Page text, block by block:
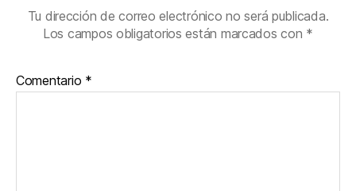
Tu dirección de correo electrónico no será publicada.
Los campos obligatorios están marcados con *
Comentario *